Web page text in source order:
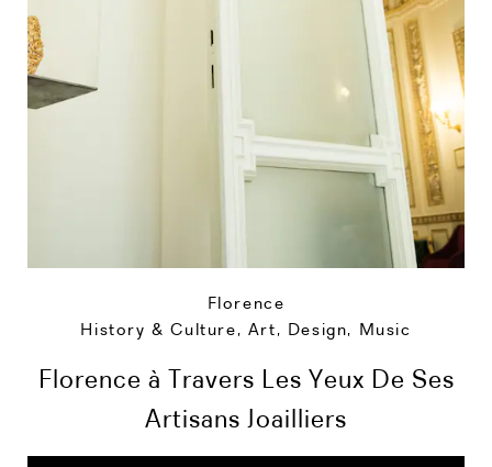
Florence
History & Culture, Art, Design, Music
Florence à Travers Les Yeux De Ses
Artisans Joailliers